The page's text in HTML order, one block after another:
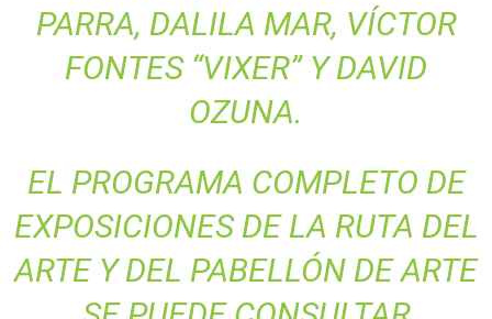
PARRA, DALILA MAR, VÍCTOR
FONTES “VIXER” Y DAVID
OZUNA.
EL PROGRAMA COMPLETO DE
EXPOSICIONES DE LA RUTA DEL
ARTE Y DEL PABELLÓN DE ARTE